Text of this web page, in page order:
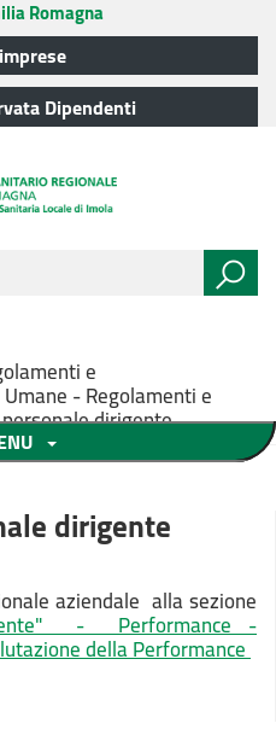
Romagna
Dipendenti
e
- Regolamenti e
dirigente
dirigente
aziendale alla sezione
- Performance -
della Performance